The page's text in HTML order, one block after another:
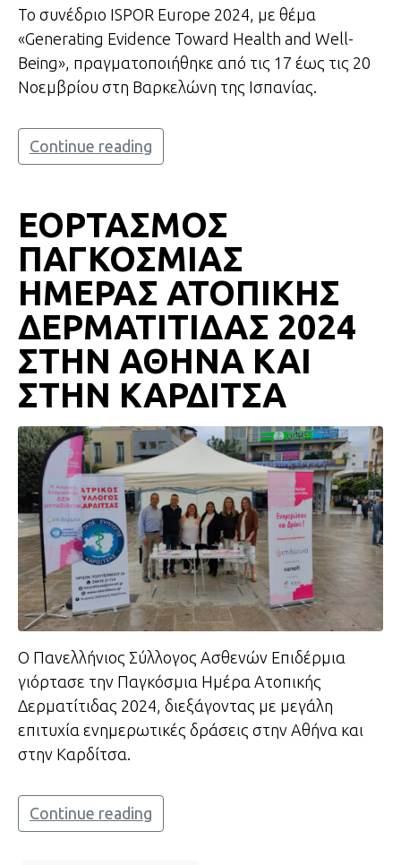
Το συνέδριο ISPOR Europe 2024, με θέμα
«Generating Evidence Toward Health and Well-
Being», πραγματοποιήθηκε από τις 17 έως τις 20
Νοεμβρίου στη Βαρκελώνη της Ισπανίας.
Continue reading
ΕΟΡΤΑΣΜΟΣ
ΠΑΓΚΟΣΜΙΑΣ
ΗΜΕΡΑΣ ΑΤΟΠΙΚΗΣ
ΔΕΡΜΑΤΙΤΙΔΑΣ 2024
ΣΤΗΝ ΑΘΗΝΑ ΚΑΙ
ΣΤΗΝ ΚΑΡΔΙΤΣΑ
Ο Πανελλήνιος Σύλλογος Ασθενών Επιδέρμια
γιόρτασε την Παγκόσμια Ημέρα Ατοπικής
Δερματίτιδας 2024, διεξάγοντας με μεγάλη
επιτυχία ενημερωτικές δράσεις στην Αθήνα και
στην Καρδίτσα.
Continue reading